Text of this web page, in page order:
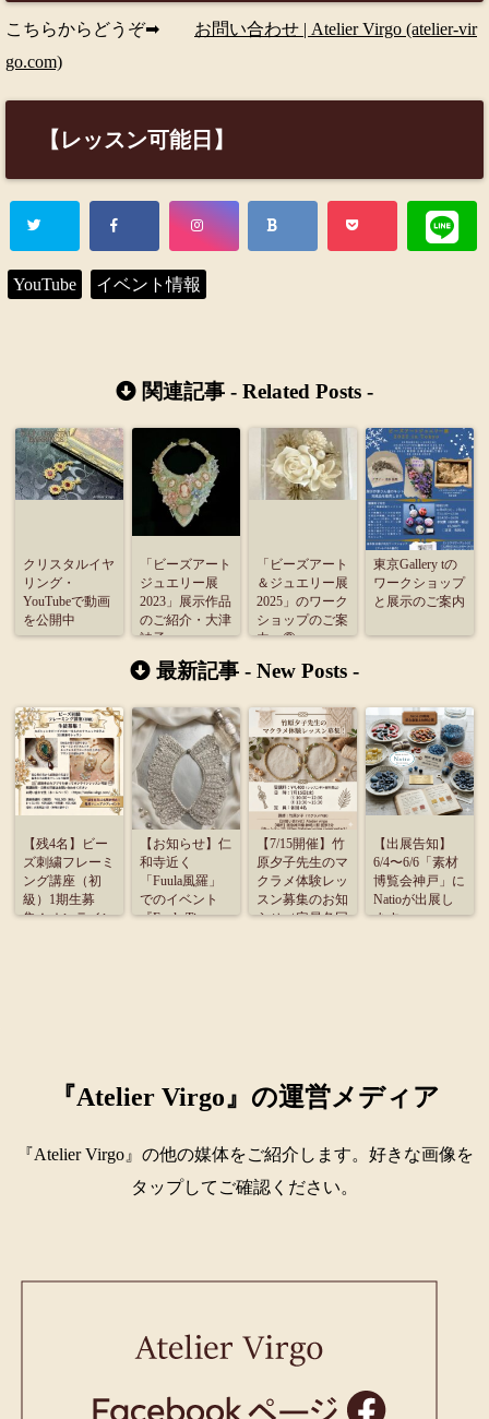
こちらからどうぞ➡ お問い合わせ | Atelier Virgo (atelier-vir
go.com)
【レッスン可能日】
YouTube イベント情報
関連記事 - Related Posts -
クリスタルイヤ
リング・
YouTubeで動画
を公開中
「ビーズアート
ジュエリー展
2023」展示作品
のご紹介・大津
詩子
「ビーズアート
＆ジュエリー展
2025」のワーク
ショップのご案
内・②
東京Gallery tの
ワークショップ
と展示のご案内
最新記事 - New Posts -
【残4名】ビー
ズ刺繍フレーミ
ング講座（初
級）1期生募
集！オンライン
【お知らせ】仁
和寺近く
「Fuula風羅」
でのイベント
『Fuula Time』
【7/15開催】竹
原夕子先生のマ
クラメ体験レッ
スン募集のお知
らせ（定員各回
【出展告知】
6/4〜6/6「素材
博覧会神戸」に
Natioが出展し
ます
『Atelier Virgo』の運営メディア
『Atelier Virgo』の他の媒体をご紹介します。好きな画像を
タップしてご確認ください。